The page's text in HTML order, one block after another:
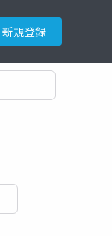
新規登録